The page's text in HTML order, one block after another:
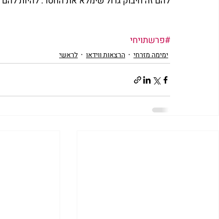
#פרשתויחי
ימימה מזרחי הרצאות ווידאו לראשי